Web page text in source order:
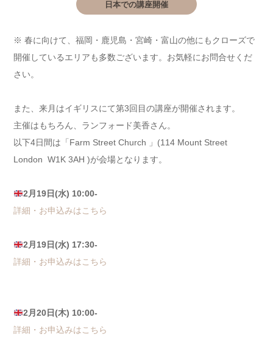
日本での講座開催
※ 春に向けて、福岡・鹿児島・宮崎・富山の他にもクローズで
開催しているエリアも多数ございます。お気軽にお問合せくだ
さい。
また、来月はイギリスにて第3回目の講座が開催されます。
主催はもちろん、ランフォード美香さん。
以下4日間は「Farm Street Church 」(114 Mount Street
London W1K 3AH )が会場となります。
2月19日(水) 10:00-
詳細・お申込みはこちら
2月19日(水) 17:30-
詳細・お申込みはこちら
2月20日(木) 10:00-
詳細・お申込みはこちら